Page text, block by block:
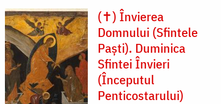
(✝) Învierea
Domnului (Sfintele
Paști). Duminica
Sfintei Învieri
(Începutul
Penticostarului)